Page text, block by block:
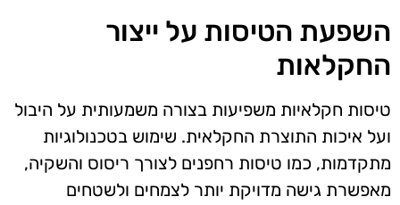
השפעת הטיסות על ייצור
החקלאות
טיסות חקלאיות משפיעות בצורה משמעותית על היבול
ועל איכות התוצרת החקלאית. שימוש בטכנולוגיות
מתקדמות, כמו טיסות רחפנים לצורך ריסוס והשקיה,
מאפשרת גישה מדויקת יותר לצמחים ולשטחים